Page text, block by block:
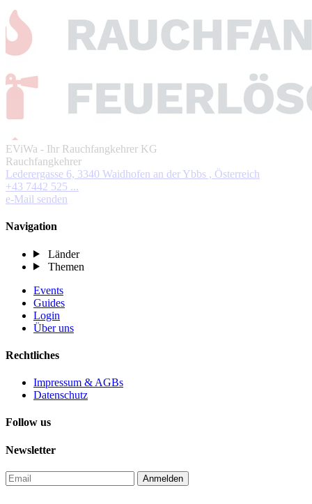
EViWa - Ihr Rauchfangkehrer KG
Rauchfangkehrer
Lederergasse 6, 3340 Waidhofen an der Ybbs , Österreich
+43 7442 525 ...
e-Mail senden
Navigation
Länder
Themen
Events
Guides
Login
Über uns
Rechtliches
Impressum & AGBs
Datenschutz
Follow us
Newsletter
Anmelden